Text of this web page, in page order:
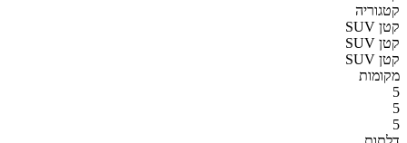
קטגוריה
SUV קטן
SUV קטן
SUV קטן
מקומות
5
5
5